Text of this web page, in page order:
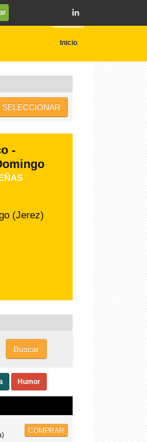
Inicio
SELECCIONAR
Buscar
Humor
COMPRAR